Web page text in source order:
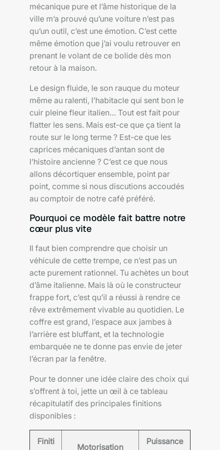
mécanique pure et l’âme historique de la
ville m’a prouvé qu’une voiture n’est pas
qu’un outil, c’est une émotion. C’est cette
même émotion que j’ai voulu retrouver en
prenant le volant de ce bolide dès mon
retour à la maison.
Le design fluide, le son rauque du moteur
même au ralenti, l’habitacle qui sent bon le
cuir pleine fleur italien… Tout est fait pour
flatter les sens. Mais est-ce que ça tient la
route sur le long terme ? Est-ce que les
caprices mécaniques d’antan sont de
l’histoire ancienne ? C’est ce que nous
allons décortiquer ensemble, point par
point, comme si nous discutions accoudés
au comptoir de notre café préféré.
Pourquoi ce modèle fait battre notre
cœur plus vite
Il faut bien comprendre que choisir un
véhicule de cette trempe, ce n’est pas un
acte purement rationnel. Tu achètes un bout
d’âme italienne. Mais là où le constructeur
frappe fort, c’est qu’il a réussi à rendre ce
rêve extrêmement vivable au quotidien. Le
coffre est grand, l’espace aux jambes à
l’arrière est bluffant, et la technologie
embarquée ne te donne pas envie de jeter
l’écran par la fenêtre.
Pour te donner une idée claire des choix qui
s’offrent à toi, jette un œil à ce tableau
récapitulatif des principales finitions
disponibles :
Finiti
Motorisation
Puissance